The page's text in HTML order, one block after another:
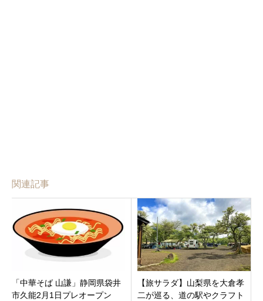
関連記事
「中華そば 山謙」静岡県袋井
市久能2月1日プレオープン
【旅サラダ】山梨県を大倉孝
二が巡る、道の駅やクラフト